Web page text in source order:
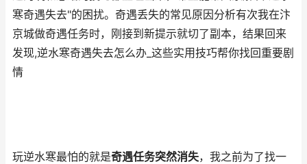
寒奇遇失去"的困扰。奇遇丢失的常见原因分析有次我在汴
京城做奇遇任务时，刚接到新提示就切了副本，结果回来
发现,逆水寒奇遇失去怎么办_这些实用技巧帮你找回重要剧
情
玩逆水寒最怕的就是奇遇任务突然消失，我之前为了找一